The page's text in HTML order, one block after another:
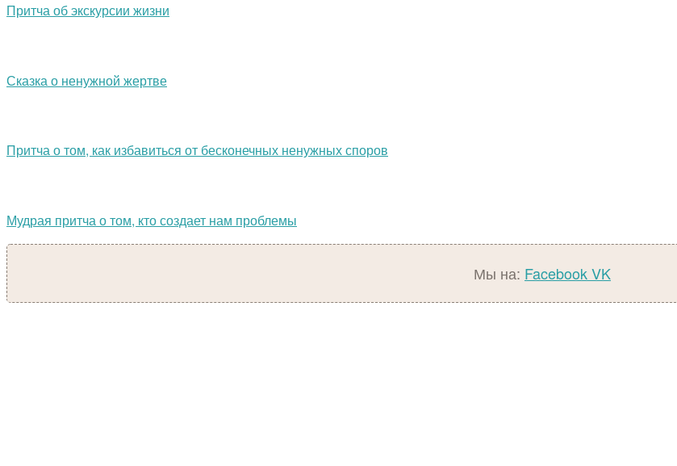
Притча об экскурсии жизни
Сказка о ненужной жертве
Притча о том, как избавиться от бесконечных ненужных споров
Мудрая притча о том, кто создает нам проблемы
Мы на: FacebookVK